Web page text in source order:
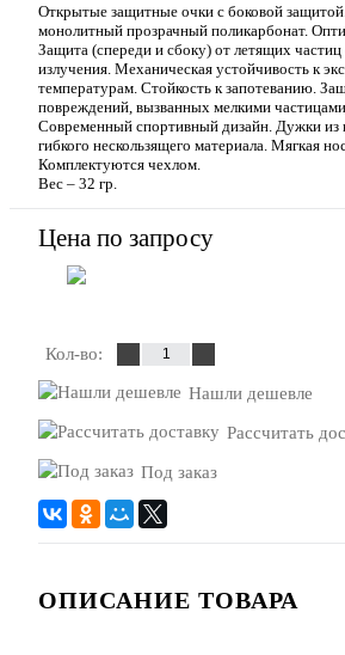
Открытые защитные очки с боковой
монолитный прозрачный поликарбонат.
Защита (спереди и сбоку) от летящих
излучения. Механическая устойчивость к
температурам. Стойкость к запотеванию.
повреждений, вызванных мелкими
Современный спортивный дизайн. Дужки из
гибкого нескользящего материала. Мягкая
Комплектуются чехлом.
Вес – 32 гр.
Цена по запросу
Кол-во:
Нашли дешевле
Рассчитать
Под заказ
ОПИСАНИЕ ТОВАРА